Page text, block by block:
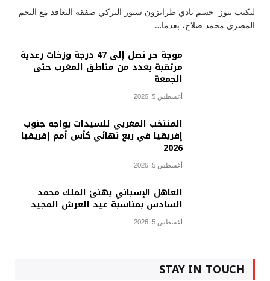
ليكيب نيوز حسم نادي طرابزون سبور التركي صفقة التعاقد مع النجم
المصري محمد صلاح، بعدما…
موجة حر تصل إلى 47 درجة وزخات رعدية
مرتقبة بعدد من مناطق المغرب حتى
الجمعة
أغسطس 5, 2026
المنتخب المغربي للسيدات يواجه جنوب
إفريقيا في ربع نهائي كأس أمم إفريقيا
2026
أغسطس 5, 2026
العاهل الإسباني يهنئ الملك محمد
السادس بمناسبة عيد العرش المجيد
أغسطس 5, 2026
STAY IN TOUCH